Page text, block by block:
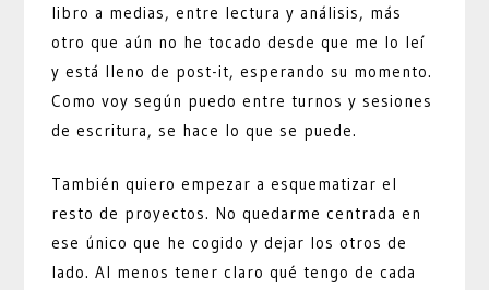
libro a medias, entre lectura y análisis, más
otro que aún no he tocado desde que me lo leí
y está lleno de post-it, esperando su momento.
Como voy según puedo entre turnos y sesiones
de escritura, se hace lo que se puede.
También quiero empezar a esquematizar el
resto de proyectos. No quedarme centrada en
ese único que he cogido y dejar los otros de
lado. Al menos tener claro qué tengo de cada